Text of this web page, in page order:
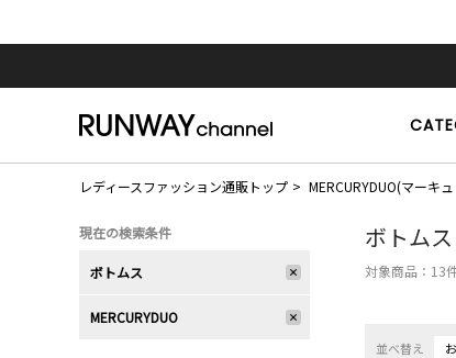
レディースファッション通販トップ MERCURYDUO(マーキ
ボトムス
対象商品： 13
並べ替え
現在の検索条件
ボトムス
MERCURYDUO